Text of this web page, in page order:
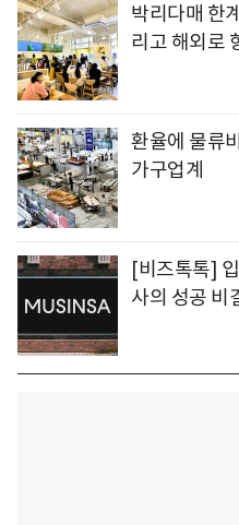
박리다매 한
리고 해외로
환율에 물류
가구업계
[비즈톡톡]
사의 성공 비